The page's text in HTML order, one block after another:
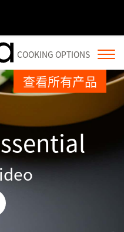
COOKING OPTIONS
查看所有产品